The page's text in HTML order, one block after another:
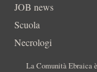
JOB news
Scuola
Necrologi
La Comunità Ebraica